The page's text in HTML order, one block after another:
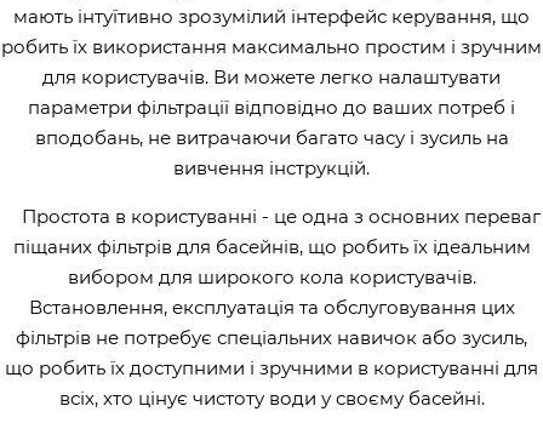
мають інтуїтивно зрозумілий інтерфейс керування, що
робить їх використання максимально простим і зручним
для користувачів. Ви можете легко налаштувати
параметри фільтрації відповідно до ваших потреб і
вподобань, не витрачаючи багато часу і зусиль на
вивчення інструкцій.
Простота в користуванні - це одна з основних переваг
піщаних фільтрів для басейнів, що робить їх ідеальним
вибором для широкого кола користувачів.
Встановлення, експлуатація та обслуговування цих
фільтрів не потребує спеціальних навичок або зусиль,
що робить їх доступними і зручними в користуванні для
всіх, хто цінує чистоту води у своєму басейні.